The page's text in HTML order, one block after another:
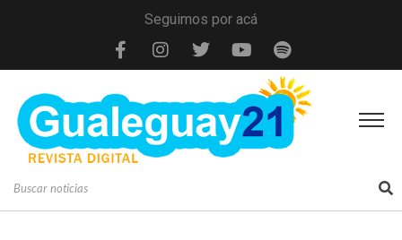
Seguimos por acá